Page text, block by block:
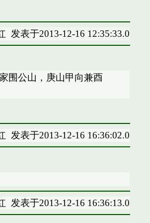
发表于2013-12-16 12:35:33.0
围公山，庚山甲向兼酉
发表于2013-12-16 16:36:02.0
发表于2013-12-16 16:36:13.0